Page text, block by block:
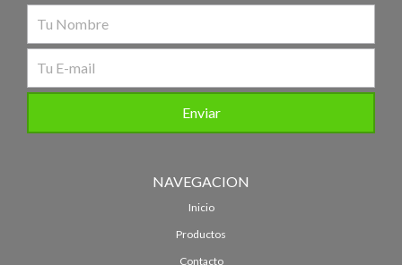
NAVEGACION
Inicio
Productos
Contacto